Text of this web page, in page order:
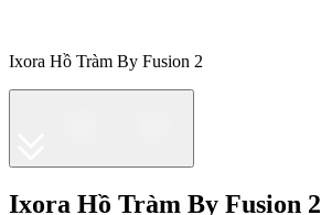
Ixora Hồ Tràm By Fusion 2
Ixora Hồ Tràm By Fusion 2